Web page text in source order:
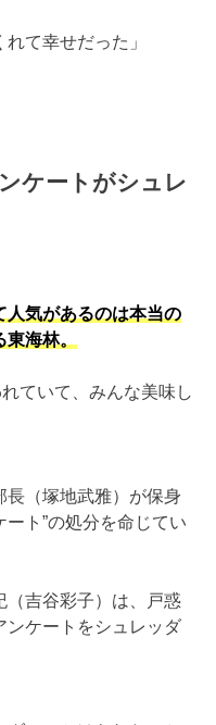
て幸せだった」
ケートがシュレ
人気があるのは本当の
海林。
ていて、みんな美味し
長（塚地武雅）が保身
ト”の処分を命じてい
（吉谷彩子）は、戸惑
ンケートをシュレッダ